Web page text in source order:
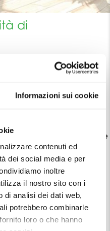
Informazioni sui cookie
contenuti ed
dei social media e per
inoltre
il nostro sito con i
di analisi dei dati web,
potrebbero combinarle
loro o che hanno
di
il sistema decentralizzato
il lavoro di
la presenza di
e non presenta alcun vincolo
a vista solamente l’elegante
una pulsantiera o un
tutte le funzioni sia
Le stessefunzionalità sono
, grazie all’innovativa app